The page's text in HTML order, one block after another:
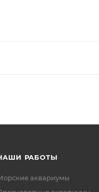
РАБОТЫ
аквариумы